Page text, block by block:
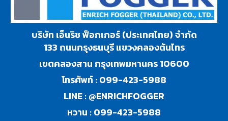
บริษัท เอ็นริช ฟ็อกเกอร์ (ประเทศไทย) จำกัด
133 ถนนกรุงธนบุรี แขวงคลองต้นไทร
เขตคลองสาน กรุงเทพมหานคร 10600
โทรศัพท์ :099-423-5988
LINE :@ENRICHFOGGER
หวาน :099-423-5988